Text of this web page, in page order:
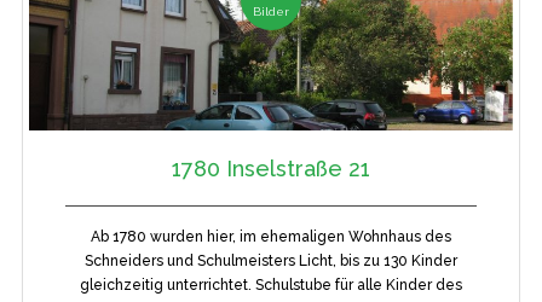
Bilder
1780 Inselstraße 21
Ab 1780 wurden hier, im ehemaligen Wohnhaus des
Schneiders und Schulmeisters Licht, bis zu 130 Kinder
gleichzeitig unterrichtet. Schulstube für alle Kinder des